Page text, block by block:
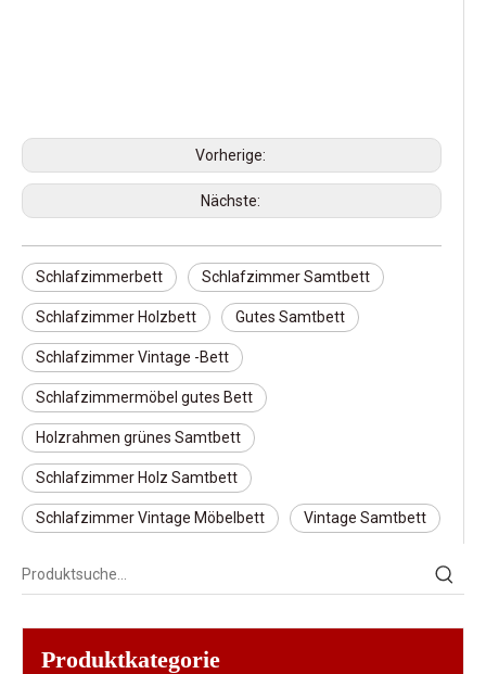
Vorherige:
Nächste:
Schlafzimmerbett Schlafzimmer Samtbett
Schlafzimmer Holzbett Gutes Samtbett
Schlafzimmer Vintage -Bett
Schlafzimmermöbel gutes Bett
Holzrahmen grünes Samtbett
Schlafzimmer Holz Samtbett
Schlafzimmer Vintage Möbelbett Vintage Samtbett
Produktkategorie